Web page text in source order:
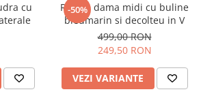
cu
-50%
Rochie dama midi cu buline
bleumarin si decolteu in V
499,00 RON
249,50 RON
VEZI VARIANTE